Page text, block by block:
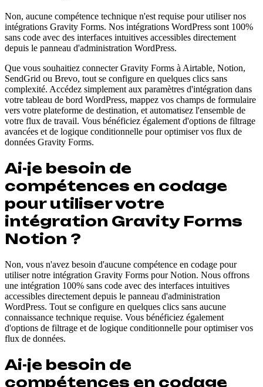
Non, aucune compétence technique n'est requise pour utiliser nos
intégrations Gravity Forms. Nos intégrations WordPress sont 100%
sans code avec des interfaces intuitives accessibles directement
depuis le panneau d'administration WordPress.
Que vous souhaitiez connecter Gravity Forms à Airtable, Notion,
SendGrid ou Brevo, tout se configure en quelques clics sans
complexité. Accédez simplement aux paramètres d'intégration dans
votre tableau de bord WordPress, mappez vos champs de formulaire
vers votre plateforme de destination, et automatisez l'ensemble de
votre flux de travail. Vous bénéficiez également d'options de filtrage
avancées et de logique conditionnelle pour optimiser vos flux de
données Gravity Forms.
Ai-je besoin de
compétences en codage
pour utiliser votre
intégration Gravity Forms
Notion ?
Non, vous n'avez besoin d'aucune compétence en codage pour
utiliser notre intégration Gravity Forms pour Notion. Nous offrons
une intégration 100% sans code avec des interfaces intuitives
accessibles directement depuis le panneau d'administration
WordPress. Tout se configure en quelques clics sans aucune
connaissance technique requise. Vous bénéficiez également
d'options de filtrage et de logique conditionnelle pour optimiser vos
flux de données.
Ai-je besoin de
compétences en codage